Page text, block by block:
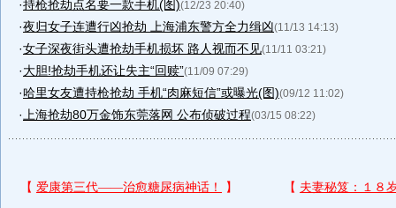
·持枪抢劫点名要一款手机(图)(12/23 20:40)
·夜归女子连遭行凶抢劫 上海浦东警方全力缉凶(11/13 14:13)
·女子深夜街头遭抢劫手机损坏 路人视而不见(11/11 03:21)
·大胆!抢劫手机还让失主“回赎”(11/09 07:29)
·哈里女友遭持枪抢劫 手机“肉麻短信”或曝光(图)(09/12 11:02)
· 上海抢劫80万金饰东莞落网 公布侦破过程(03/15 08:22)